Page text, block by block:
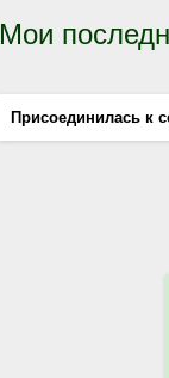
Мои
Присоединилась к